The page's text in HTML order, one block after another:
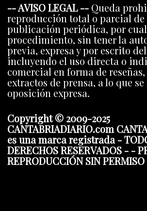
-- AVISO LEGAL -- Queda
reproducción total o parcial de
publicación periódica, por
procedimiento, sin tener la
previa, expresa y por escrito
incluyendo el uso directa o
comercial en forma de
extractos de prensa, a lo que
oposición expresa.
Copyright © 2009-2025
CANTABRIADIARIO.com
es una marca registrada -
DERECHOS RESERVADOS - -
REPRODUCCIÓN SIN